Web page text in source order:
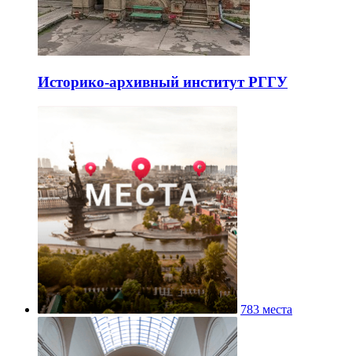
Историко-архивный институт РГГУ
783 места